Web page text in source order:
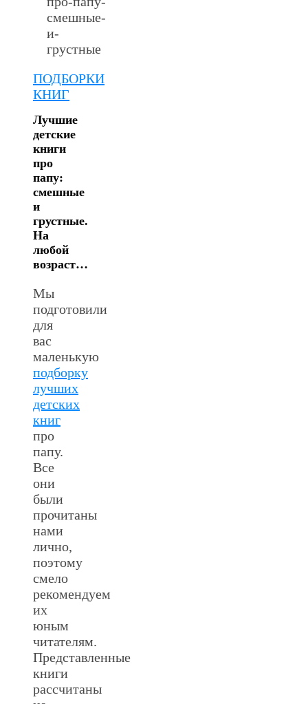
ПОДБОРКИ
КНИГ
Лучшие
детские
книги
про
папу:
смешные
и
грустные.
На
любой
возраст…
Мы
подготовили
для
вас
маленькую
подборку
лучших
детских
книг
про
папу.
Все
они
были
прочитаны
нами
лично,
поэтому
смело
рекомендуем
их
юным
читателям.
Представленные
книги
рассчитаны